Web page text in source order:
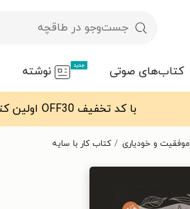
کتاب‌های صوتی جدید نوشته
با کد تخفیف OFF30 اولین کتاب الکترونیکی یا صوتی‌ات را با ۳۰٪ تخفیف از طاقچه دریافت کن.
موفقیت و خودیاری کتاب کار با سایه